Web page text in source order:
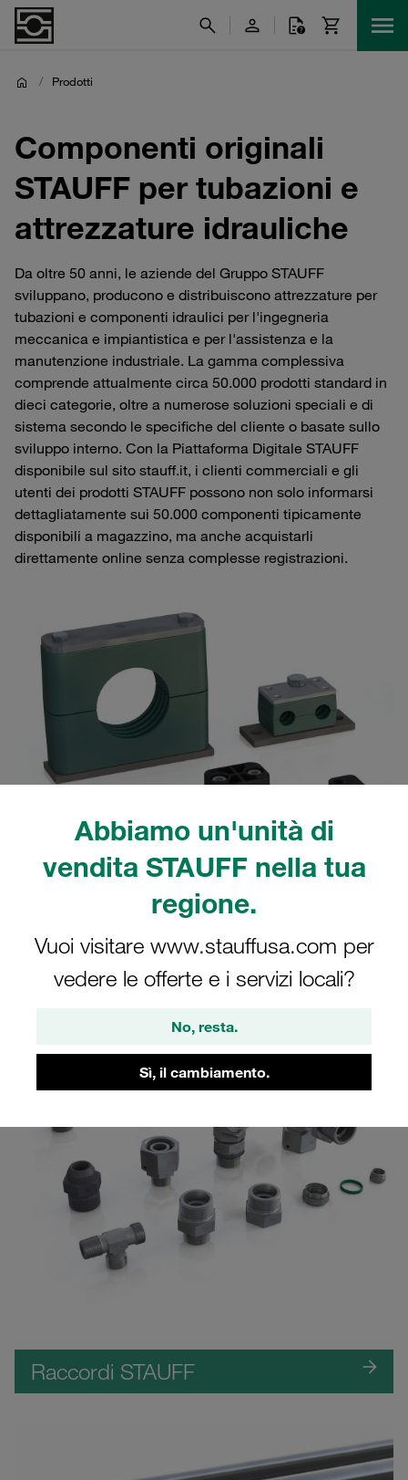
Abbiamo un'unità di
vendita STAUFF nella tua
regione.
Vuoi visitare www.stauffusa.com per
vedere le offerte e i servizi locali?
No, resta.
Sì, il cambiamento.
/ Prodotti
Componenti originali
STAUFF per tubazioni e
attrezzature idrauliche
Da oltre 50 anni, le aziende del Gruppo STAUFF
sviluppano, producono e distribuiscono attrezzature per
tubazioni e componenti idraulici per l'ingegneria
meccanica e impiantistica e per l'assistenza e la
manutenzione industriale. La gamma complessiva
comprende attualmente circa 50.000 prodotti standard in
dieci categorie, oltre a numerose soluzioni speciali e di
sistema secondo le specifiche del cliente o basate sullo
sviluppo interno. Con la Piattaforma Digitale STAUFF
disponibile sul sito stauff.it, i clienti commerciali e gli
utenti dei prodotti STAUFF possono non solo informarsi
dettagliatamente sui 50.000 componenti tipicamente
disponibili a magazzino, ma anche acquistarli
direttamente online senza complesse registrazioni.
Collari STAUFF
Raccordi STAUFF